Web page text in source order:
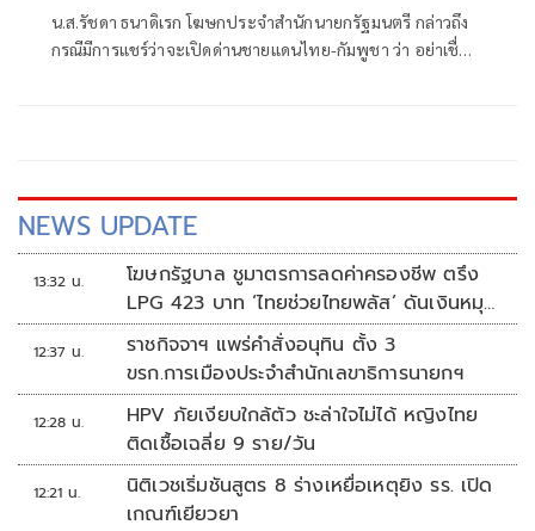
น.ส.รัชดา ธนาดิเรก โฆษกประจำสำนักนายกรัฐมนตรี กล่าวถึง
กรณีมีการแชร์ว่าจะเปิดด่านชายแดนไทย-กัมพูชา ว่า อย่าเชื่อ
NEWS UPDATE
13:32 น.
โฆษกรัฐบาล ชูมาตรการลดค่าครองชีพ ตรึง
LPG 423 บาท ‘ไทยช่วยไทยพลัส’ ดันเงินหมุน
แสนล้าน
12:37 น.
ราชกิจจาฯ แพร่คำสั่งอนุทิน ตั้ง 3
ขรก.การเมืองประจำสำนักเลขาธิการนายกฯ
12:28 น.
HPV ภัยเงียบใกล้ตัว ชะล่าใจไม่ได้ หญิงไทย
ติดเชื้อเฉลี่ย 9 ราย/วัน
12:21 น.
นิติเวชเริ่มชันสูตร 8 ร่างเหยื่อเหตุยิง รร. เปิด
เกณฑ์เยียวยา